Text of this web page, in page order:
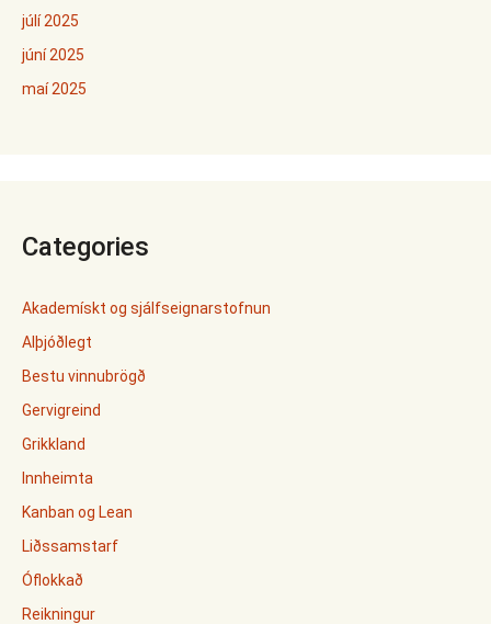
júlí 2025
júní 2025
maí 2025
Categories
Akademískt og sjálfseignarstofnun
Alþjóðlegt
Bestu vinnubrögð
Gervigreind
Grikkland
Innheimta
Kanban og Lean
Liðssamstarf
Óflokkað
Reikningur